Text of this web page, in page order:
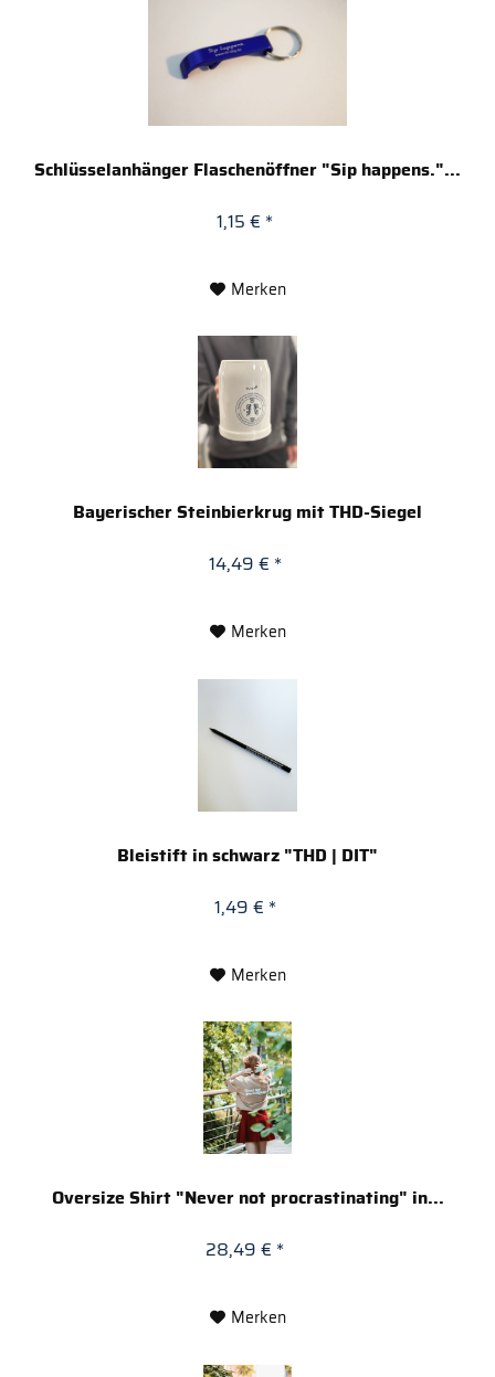
Schlüsselanhänger Flaschenöffner "Sip happens."...
1,15 € *
Merken
Bayerischer Steinbierkrug mit THD-Siegel
14,49 € *
Merken
Bleistift in schwarz "THD | DIT"
1,49 € *
Merken
Oversize Shirt "Never not procrastinating" in...
28,49 € *
Merken